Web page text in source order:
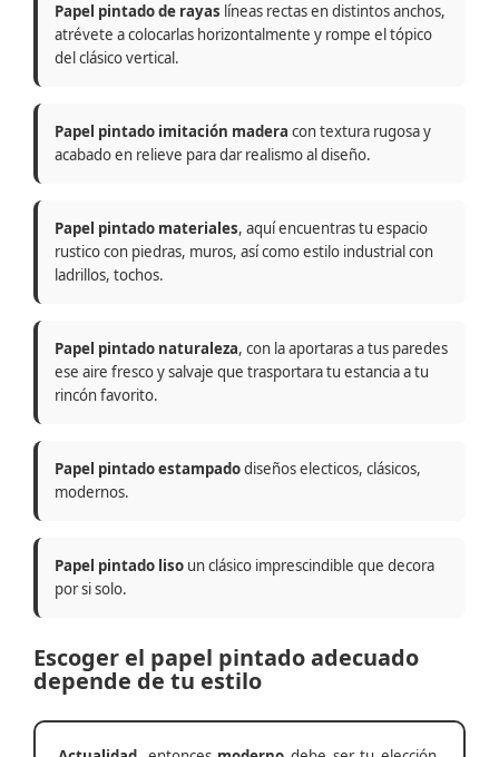
Papel pintado de rayas líneas rectas en distintos anchos,
atrévete a colocarlas horizontalmente y rompe el tópico
del clásico vertical.
Papel pintado imitación madera con textura rugosa y
acabado en relieve para dar realismo al diseño.
Papel pintado materiales, aquí encuentras tu espacio
rustico con piedras, muros, así como estilo industrial con
ladrillos, tochos.
Papel pintado naturaleza, con la aportaras a tus paredes
ese aire fresco y salvaje que trasportara tu estancia a tu
rincón favorito.
Papel pintado estampadodiseños electicos, clásicos,
modernos.
Papel pintado liso un clásico imprescindible que decora
por si solo.
Escoger el papel pintado adecuado
depende de tu estilo